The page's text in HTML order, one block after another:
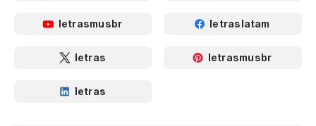
letrasmusbr letraslatam
letras letrasmusbr
letras